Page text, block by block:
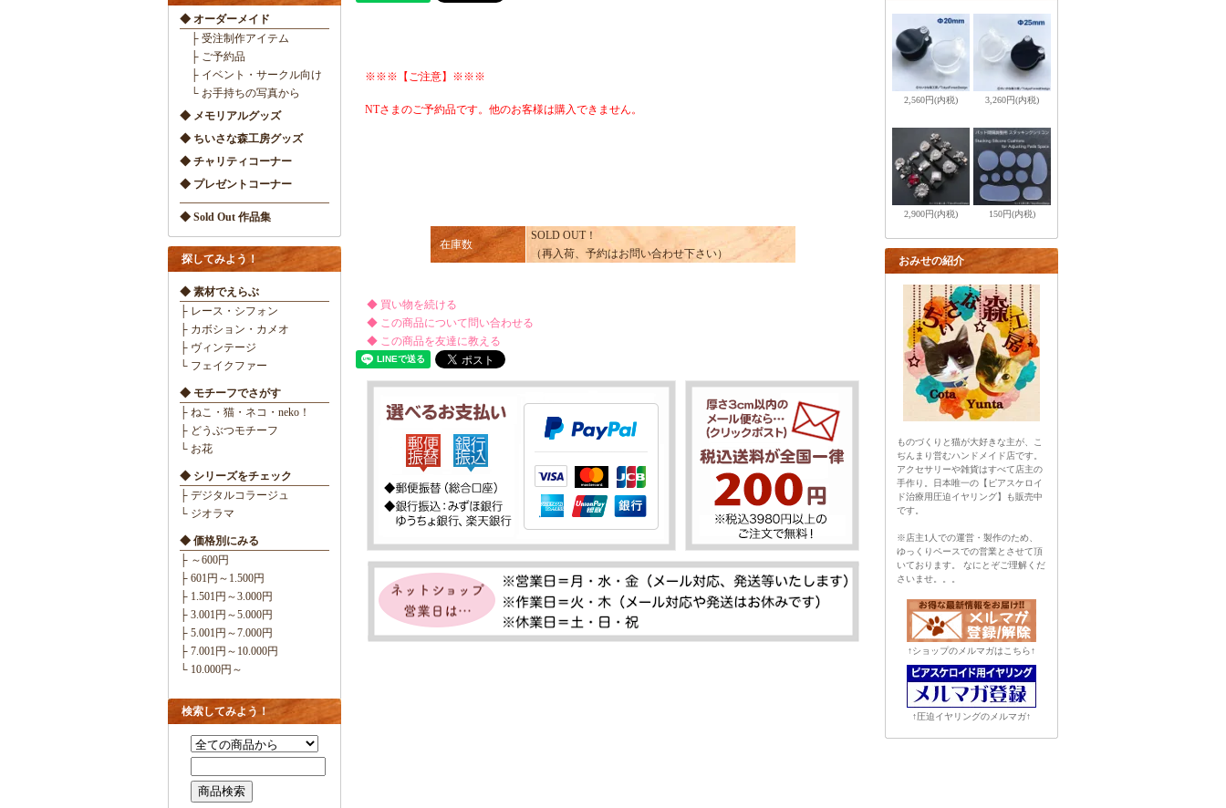
◆ オーダーメイド
├ 受注制作アイテム
├ ご予約品
├ イベント・サークル向け
└ お手持ちの写真から
◆ メモリアルグッズ
◆ ちいさな森工房グッズ
◆ チャリティコーナー
◆ プレゼントコーナー
◆ Sold Out 作品集
探してみよう！
◆ 素材でえらぶ
├ レース・シフォン
├ カボション・カメオ
├ ヴィンテージ
└ フェイクファー
◆ モチーフでさがす
├ ねこ・猫・ネコ・neko！
├ どうぶつモチーフ
└ お花
◆ シリーズをチェック
├ デジタルコラージュ
└ ジオラマ
◆ 価格別にみる
├ ～600円
├ 601円～1.500円
├ 1.501円～3.000円
├ 3.001円～5.000円
├ 5.001円～7.000円
├ 7.001円～10.000円
└ 10.000円～
検索してみよう！
※※※【ご注意】※※※
NTさまのご予約品です。他のお客様は購入できません。
在庫数
SOLD OUT！
（再入荷、予約はお問い合わせ下さい）
◆ 買い物を続ける
◆ この商品について問い合わせる
◆ この商品を友達に教える
2,560円(内税) 3,260円(内税)
2,900円(内税) 150円(内税)
おみせの紹介
ものづくりと猫が大好きな主が、こ
ぢんまり営むハンドメイド店です。
アクセサリーや雑貨はすべて店主の
手作り。日本唯一の【ピアスケロイ
ド治療用圧迫イヤリング】も販売中
です。
※店主1人での運営・製作のため、
ゆっくりペースでの営業とさせて頂
いております。 なにとぞご理解くだ
さいませ。。。
↑ショップのメルマガはこちら↑
↑圧迫イヤリングのメルマガ↑